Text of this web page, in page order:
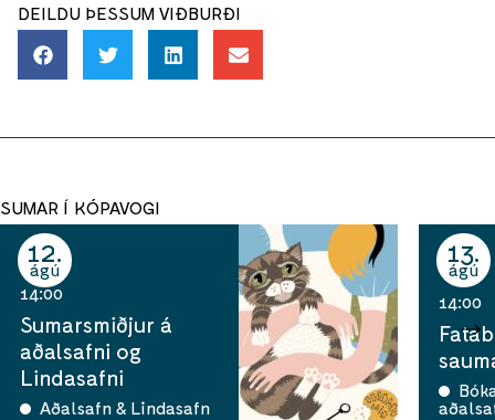
DEILDU ÞESSUM VIÐBURÐI
SUMAR Í KÓPAVOGI
12
ágú
14:00
Sumarsmiðjur á
aðalsafni og
Lindasafni
Aðalsafn & Lindasafn
13
ágú
14:00